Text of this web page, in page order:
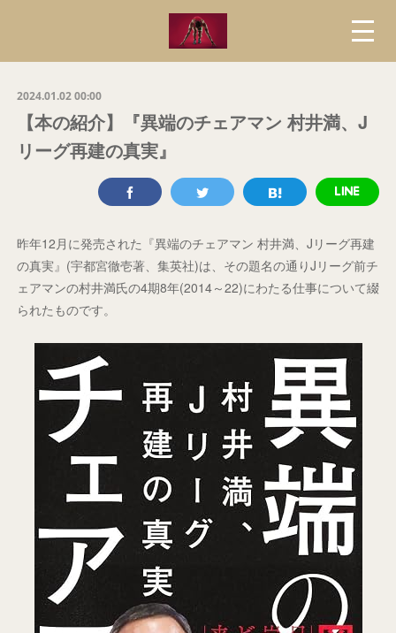
2024.01.02 00:00
【本の紹介】『異端のチェアマン 村井満、J
リーグ再建の真実』
昨年12月に発売された『異端のチェアマン 村井満、Jリーグ再建
の真実』(宇都宮徹壱著、集英社)は、その題名の通りJリーグ前チ
ェアマンの村井満氏の4期8年(2014～22)にわたる仕事について綴
られたものです。